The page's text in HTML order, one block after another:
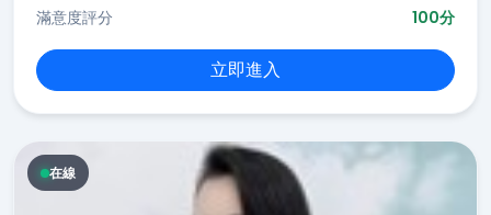
滿意度評分
100分
立即進入
在線